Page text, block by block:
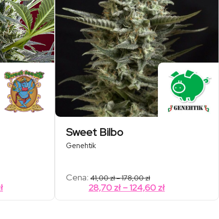
zł
Zakres
cen:
Sweet Bilbo
Genehtik
Cena: 41,00zł–178,00złZakres
cen:
od
41,00 zł
28,70 zł –124,60 złZakres
cen: